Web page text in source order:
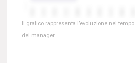
Il grafico rappresenta l’evoluzione nel
del manager.